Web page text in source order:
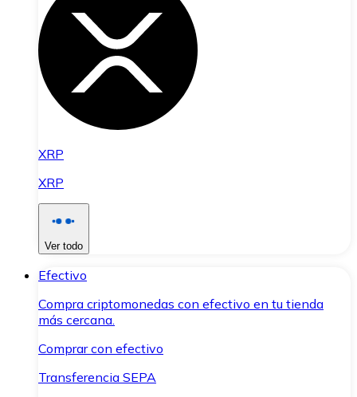
XRP
XRP
Ver todo
Efectivo
Compra criptomonedas con efectivo en tu tienda
más cercana.
Comprar con efectivo
Transferencia SEPA